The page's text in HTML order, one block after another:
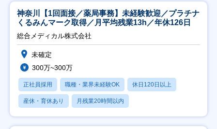
神奈川【1回面接／薬局事務】未経験歓迎／プラチナ
くるみんマーク取得／月平均残業13h／年休126日
総合メディカル株式会社
未確定
300万~300万
正社員採用 職種・業界未経験OK 休日120日以上
産休・育休あり 月残業20時間以内